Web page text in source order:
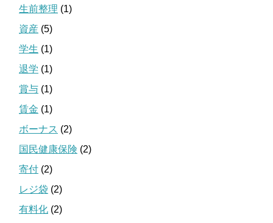
生前整理 (1)
資産 (5)
学生 (1)
退学 (1)
賞与 (1)
賃金 (1)
ボーナス (2)
国民健康保険 (2)
寄付 (2)
レジ袋 (2)
有料化 (2)